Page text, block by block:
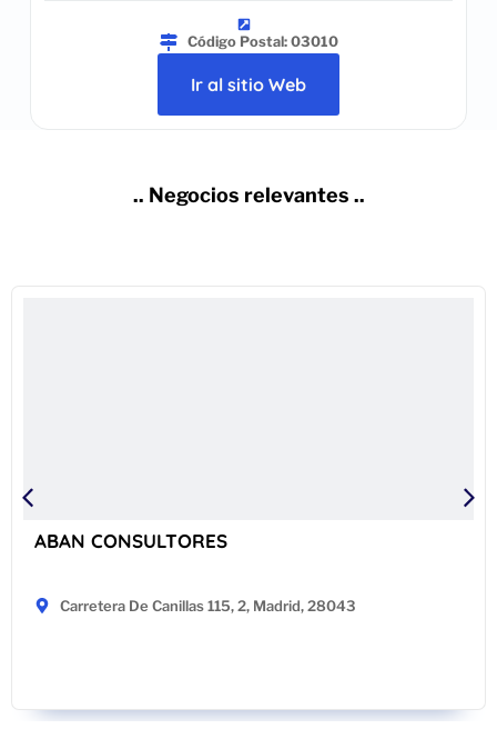
Código Postal: 03010
Ir al sitio Web
.. Negocios relevantes ..
ABAN CONSULTORES
Carretera De Canillas 115, 2, Madrid, 28043